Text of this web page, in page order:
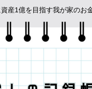
1億を目指す我が家のお